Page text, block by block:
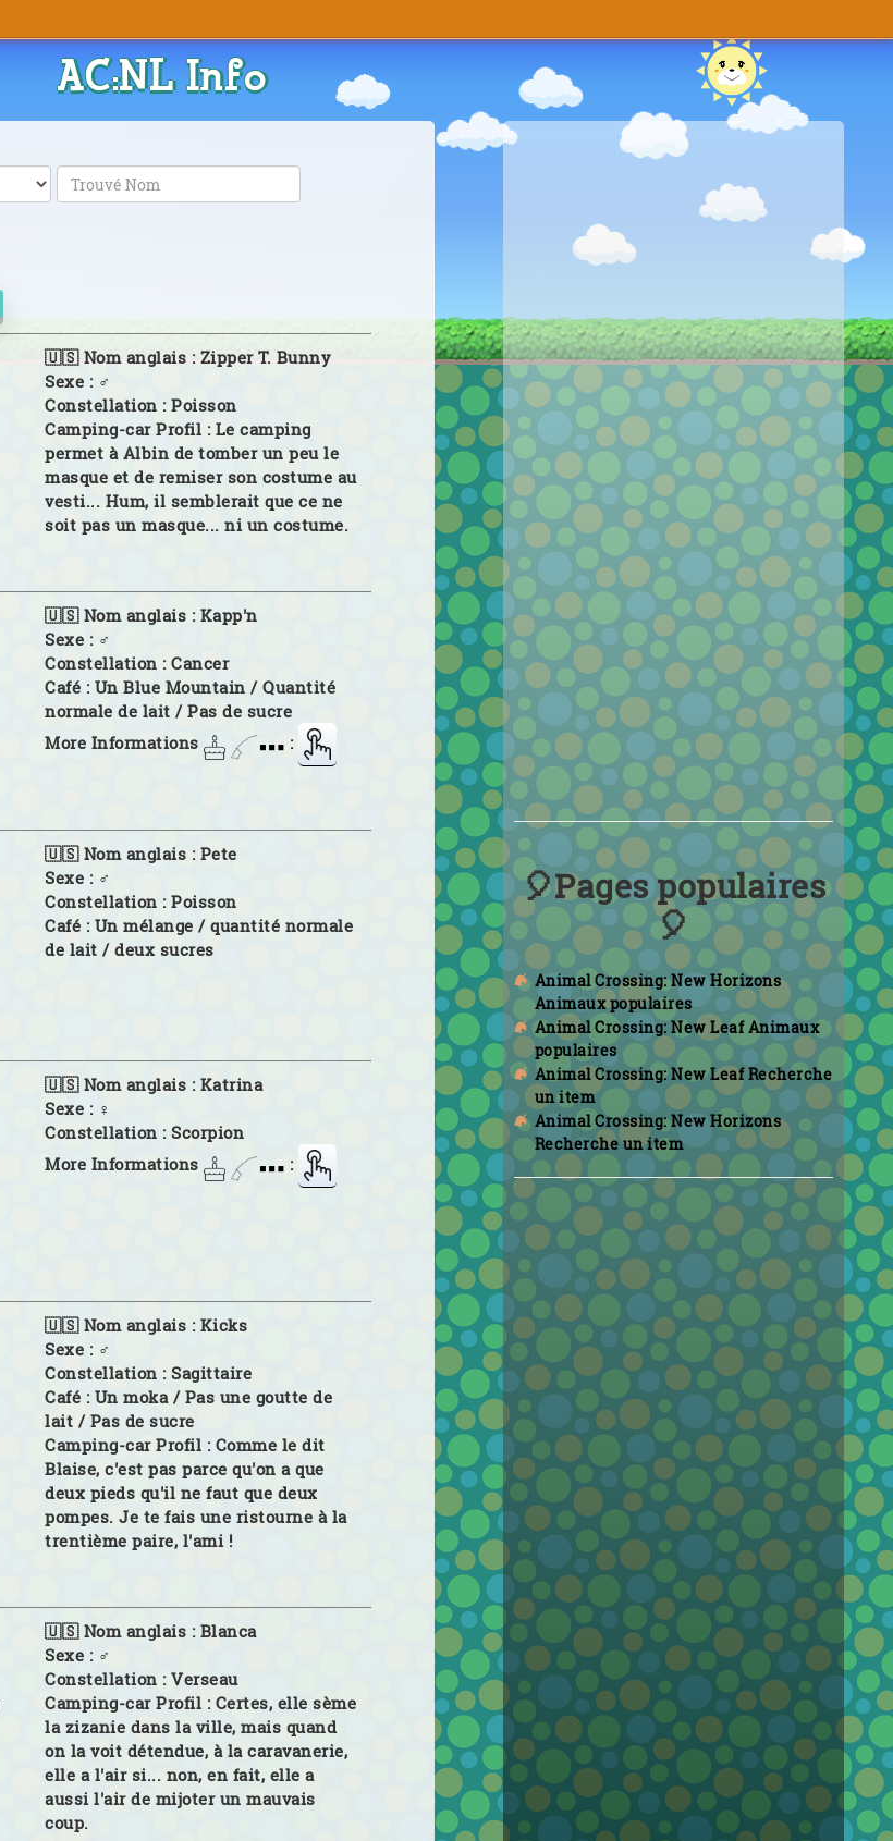
AC:NL Info
🇺🇸 Nom anglais : Zipper T. Bunny
Sexe : ♂
Constellation :Poisson
Camping-car Profil : Le camping
permet à Albin de tomber un peu le
masque et de remiser son costume au
vesti... Hum, il semblerait que ce ne
soit pas un masque... ni un costume.
🇺🇸 Nom anglais : Kapp'n
Sexe : ♂
Constellation :Cancer
Café : Un Blue Mountain / Quantité
normale de lait / Pas de sucre
More Informations :
🇺🇸 Nom anglais : Pete
Sexe : ♂
Constellation :Poisson
Café : Un mélange / quantité normale
de lait / deux sucres
🇺🇸 Nom anglais : Katrina
Sexe : ♀
Constellation :Scorpion
More Informations :
🇺🇸 Nom anglais : Kicks
Sexe : ♂
Constellation :Sagittaire
Café : Un moka / Pas une goutte de
lait / Pas de sucre
Camping-car Profil : Comme le dit
Blaise, c'est pas parce qu'on a que
deux pieds qu'il ne faut que deux
pompes. Je te fais une ristourne à la
trentième paire, l'ami !
🇺🇸 Nom anglais : Blanca
Sexe : ♂
Constellation :Verseau
Camping-car Profil : Certes, elle sème
la zizanie dans la ville, mais quand
on la voit détendue, à la caravanerie,
elle a l'air si... non, en fait, elle a
aussi l'air de mijoter un mauvais
coup.
🎈Pages populaires
🎈
Animal Crossing: New Horizons
Animaux populaires
Animal Crossing: New Leaf Animaux
populaires
Animal Crossing: New Leaf Recherche
un item
Animal Crossing: New Horizons
Recherche un item